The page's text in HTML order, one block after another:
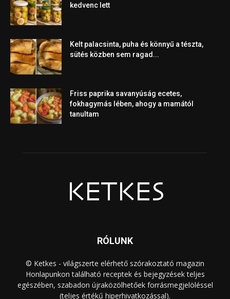
kedvenc lett
Kelt palacsinta, puha és könnyű a tészta,
sütés közben sem ragad...
Friss paprika savanyúság ecetes,
fokhagymás lében, ahogy a mamától
tanultam
RÓLUNK
© Ketkes - világszerte elérhető szórakoztató magazin
Honlapunkon található receptek és bejegyzések teljes
egészében, szabadon újraközölhetőek forrásmegjelöléssel
(teljes értékű hiperhivatkozással).